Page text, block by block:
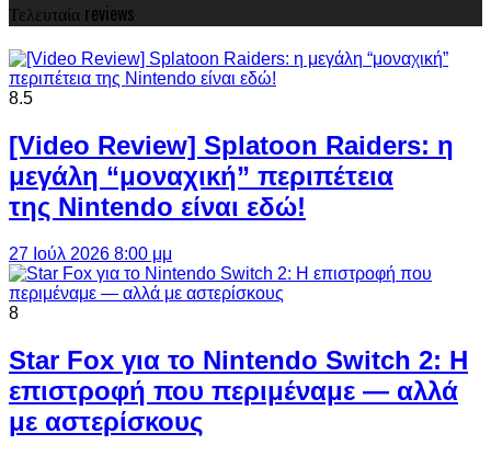
Τελευταία reviews
8.5
[Video Review] Splatoon Raiders: η
μεγάλη “μοναχική” περιπέτεια
της Nintendo είναι εδώ!
27 Ιούλ 2026 8:00 μμ
8
Star Fox για το Nintendo Switch 2: Η
επιστροφή που περιμέναμε — αλλά
με αστερίσκους